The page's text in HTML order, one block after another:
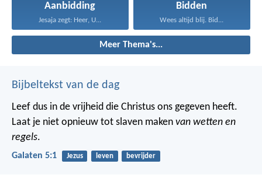
Aanbidding
Jesaja zegt: Heer, U...
Bidden
Wees altijd blij. Bid...
Meer Thema's...
Bijbeltekst van de dag
Leef dus in de vrijheid die Christus ons gegeven heeft.
Laat je niet opnieuw tot slaven maken van wetten en
regels.
Galaten 5:1 Jezus leven bevrijder